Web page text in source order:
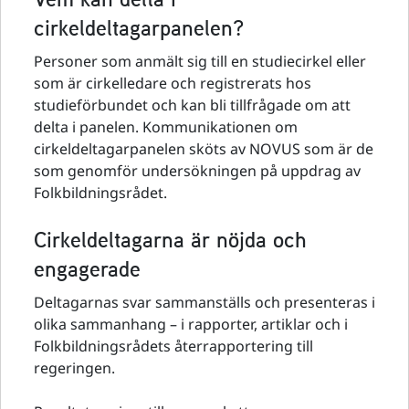
cirkeldeltagarpanelen?
Personer som anmält sig till en studiecirkel eller
som är cirkelledare och registrerats hos
studieförbundet och kan bli tillfrågade om att
delta i panelen. Kommunikationen om
cirkeldeltagarpanelen sköts av NOVUS som är de
som genomför undersökningen på uppdrag av
Folkbildningsrådet.
Cirkeldeltagarna är nöjda och
engagerade
Deltagarnas svar sammanställs och presenteras i
olika sammanhang – i rapporter, artiklar och i
Folkbildningsrådets återrapportering till
regeringen.